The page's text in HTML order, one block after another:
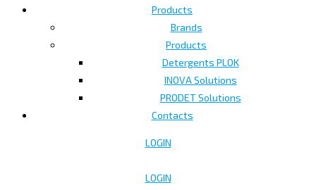
Products
Brands
Products
Detergents PLOK
INOVA Solutions
PRODET Solutions
Contacts
LOGIN
LOGIN